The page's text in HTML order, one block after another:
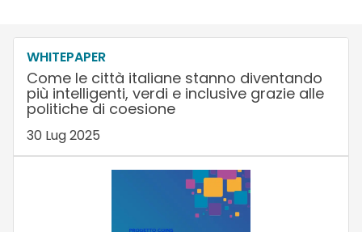
WHITEPAPER
Come le città italiane stanno diventando
più intelligenti, verdi e inclusive grazie alle
politiche di coesione
30 Lug 2025